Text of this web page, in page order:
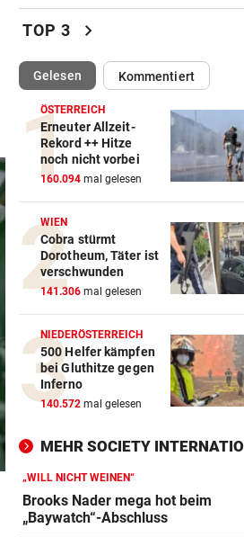
locken WAC-Goalie
BEI BARESI-ABSCHIED
Brasilien-Legende schockt
mit Mallet-Finger
KIND UND PARTNER TOT vor
Traktor-Unglück: Mutter
meldet sich zu Wort
STRATEGIE FEHLT vor
Schutz vor Drohnen?
hat keinen Plan
3:1 nach 0:1! Altach dreht
gegen WSG Tirol
KRITIK AUS POLITIK vor
Theater stellt Planschbecken
NACH WIEN AUF MYKONOS
Luxus am Meer! Sabalenka
gewährt private Einblicke
TOP 3 chevron_right
Gelesen(ausgewählt)Kommentiert
ÖSTERREICH
Erneuter Allzeit-
Rekord ++ Hitze
noch nicht vorbei
160.094 mal gelesen
WIEN
Cobra stürmt
Dorotheum, Täter ist
verschwunden
141.306 mal gelesen
NIEDERÖSTERREICH
500 Helfer kämpfen
bei Gluthitze gegen
Inferno
140.572 mal gelesen
MEHR SOCIETY
„WILL NICHT WEINEN“
Brooks Nader mega hot beim
„Baywatch“-Abschluss